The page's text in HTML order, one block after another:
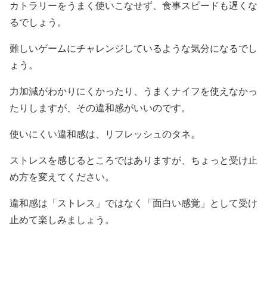
カトラリーをうまく使いこなせず、食事スピードも遅くな
るでしょう。
難しいゲームにチャレンジしているような気分になるでし
ょう。
力加減がわかりにくかったり、うまくナイフを使えなかっ
たりしますが、その違和感がいいのです。
使いにくい違和感は、リフレッシュのタネ。
ストレスを感じるところではありますが、ちょっと受け止
め方を変えてください。
違和感は「ストレス」ではなく「面白い感覚」として受け
止めて楽しみましょう。